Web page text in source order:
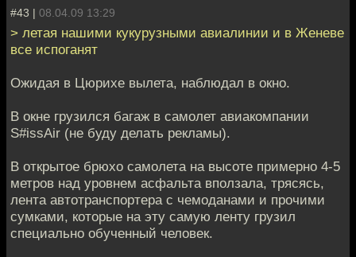
#43 | 08.04.09 13:29
> летая нашими кукурузными авиалинии и в Женеве
все испоганят
Ожидая в Цюрихе вылета, наблюдал в окно.
В окне грузился багаж в самолет авиакомпании
S#issAir (не буду делать рекламы).
В открытое брюхо самолета на высоте примерно 4-5
метров над уровнем асфальта вползала, трясясь,
лента автотранспортера с чемоданами и прочими
сумками, которые на эту самую ленту грузил
специально обученный человек.